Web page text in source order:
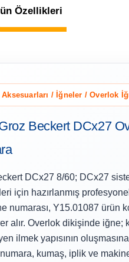
Özellikleri
Aksesuarları / İğneler / Overlok
Beckert DCx27
DCx27 8/60; DCx27
için hazırlanmış
numarası, Y15.01087 ürün
alır. Overlok dikişinde iğne;
ilmek yapısının
kumaş, iplik ve